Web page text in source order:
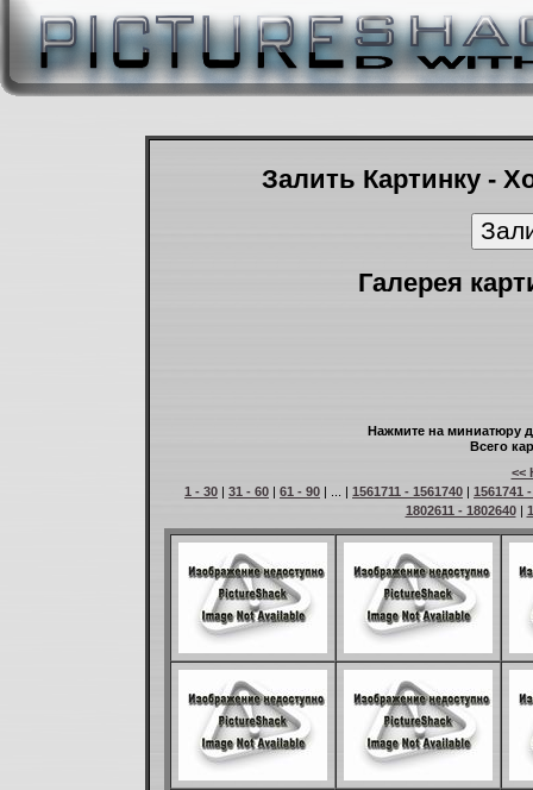
Залить Картинку -
Галерея
Нажмите на миниатюру
Всего
<<
1 - 30 | 31 - 60 | 61 - 90 | ... | 1561711 - 1561740 | 1561741
1802611 - 1802640|